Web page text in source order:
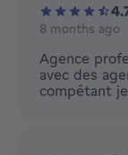
8 months ago
Agence
avec des
compétant